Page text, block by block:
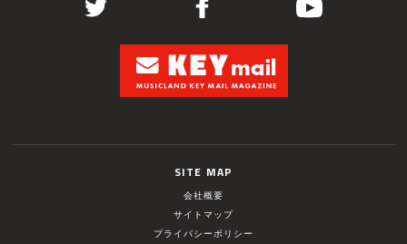
SITE MAP
会社概要
サイトマップ
プライバシーポリシー